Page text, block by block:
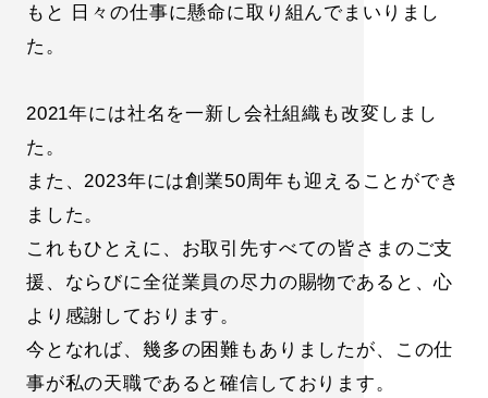
もと
日々の仕事に懸命に取り組んでまいりまし
た。
2021年には社名を一新し会社組織も改変しまし
た。
また、2023年には創業50周年も迎えることができ
ました。
これもひとえに、お取引先すべての皆さまのご支
援、ならびに全従業員の尽力の賜物であると、心
より感謝しております。
今となれば、幾多の困難もありましたが、この仕
事が私の天職であると確信しております。